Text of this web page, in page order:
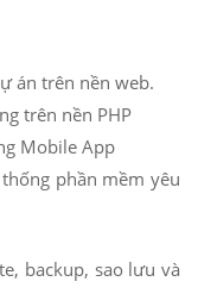
án trên nền web.
trên nền PHP
Mobile App
phần mềm yêu
backup, sao lưu và